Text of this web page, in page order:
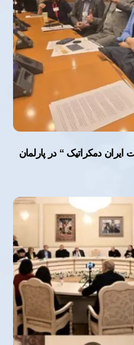
دمکراتیک “ در پارلمان